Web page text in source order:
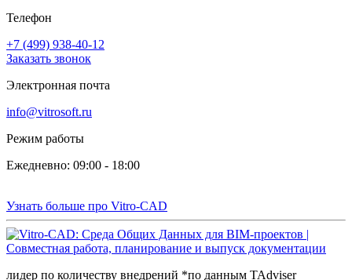
Телефон
+7 (499) 938-40-12
Заказать звонок
Электронная почта
info@vitrosoft.ru
Режим работы
Ежедневно: 09:00 - 18:00
Узнать больше про Vitro-CAD
лидер по количеству внедрений *по данным TAdviser